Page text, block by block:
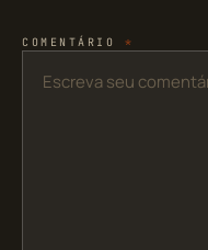
COMENTÁRIO *